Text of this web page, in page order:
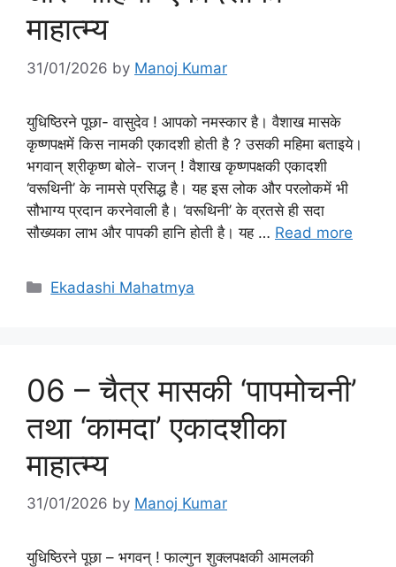
माहात्म्य
31/01/2026 by Manoj Kumar
युधिष्ठिरने पूछा- वासुदेव ! आपको नमस्कार है। वैशाख मासके
कृष्णपक्षमें किस नामकी एकादशी होती है ? उसकी महिमा बताइये।
भगवान् श्रीकृष्ण बोले- राजन् ! वैशाख कृष्णपक्षकी एकादशी
‘वरूथिनी’ के नामसे प्रसिद्ध है। यह इस लोक और परलोकमें भी
सौभाग्य प्रदान करनेवाली है। ‘वरूथिनी’ के व्रतसे ही सदा
सौख्यका लाभ और पापकी हानि होती है। यह … Read more
Categories
Ekadashi Mahatmya
06 – चैत्र मासकी ‘पापमोचनी’
तथा ‘कामदा’ एकादशीका
माहात्म्य
31/01/2026 by Manoj Kumar
युधिष्ठिरने पूछा – भगवन् ! फाल्गुन शुक्लपक्षकी आमलकी